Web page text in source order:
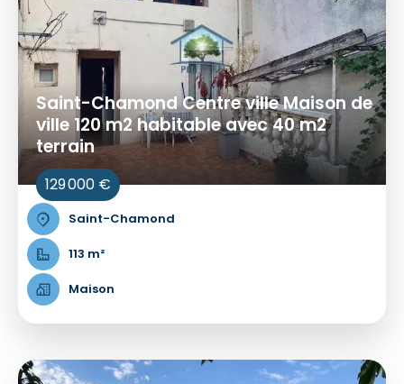
Saint-Chamond Centre ville Maison de
ville 120 m2 habitable avec 40 m2
terrain
129 000 €
Saint-Chamond
113 m²
Maison